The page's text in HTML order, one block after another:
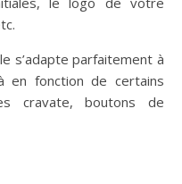
s’adapte parfaitement à
en fonction de certains
cravate, boutons de